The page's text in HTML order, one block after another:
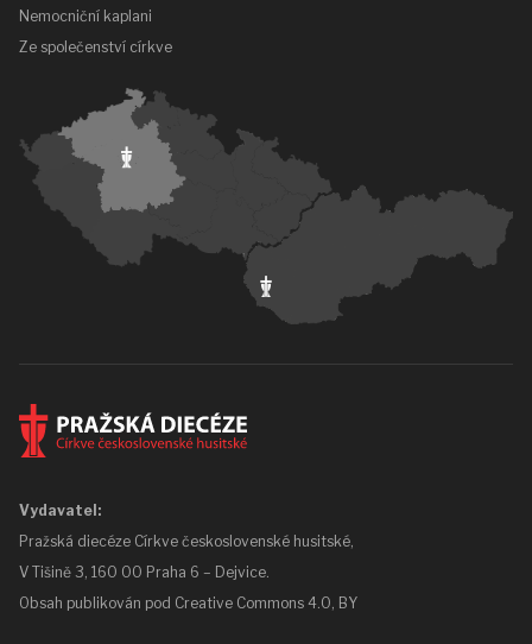
Nemocniční kaplani
Ze společenství církve
Vydavatel:
Pražská diecéze Církve československé husitské,
V Tišině 3, 160 00 Praha 6 – Dejvice.
Obsah publikován pod Creative Commons 4.0, BY